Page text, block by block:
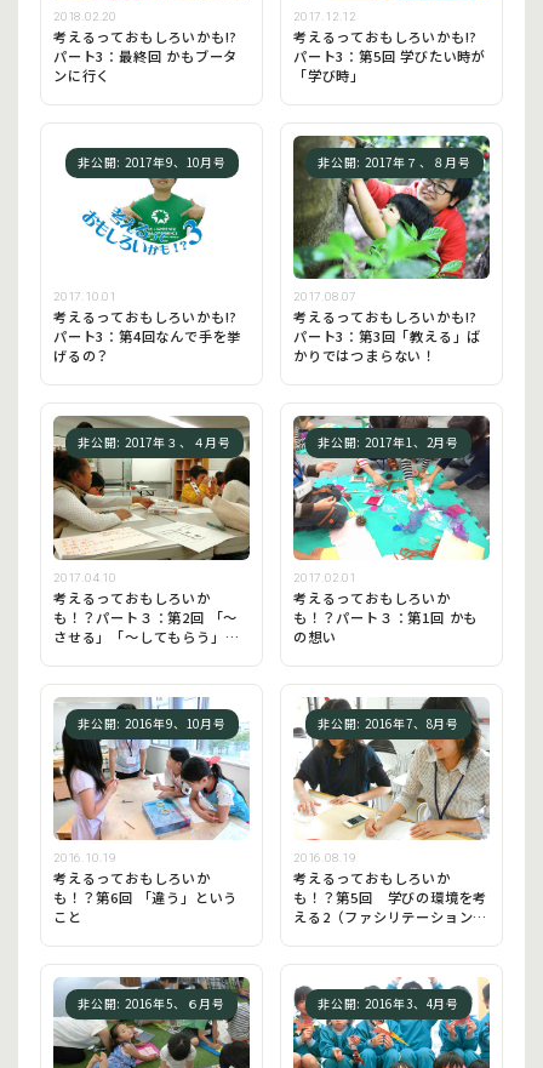
2018.02.20
考えるっておもしろいかも!?
パート3：最終回 かもブータ
ンに行く
2017.12.12
考えるっておもしろいかも!?
パート3：第5回 学びたい時が
「学び時」
非公開: 2017年9、10月号
2017.10.01
考えるっておもしろいかも!?
パート3：第4回なんで手を挙
げるの？
非公開: 2017年７、８月号
2017.08.07
考えるっておもしろいかも!?
パート3：第3回「教える」ば
かりではつまらない！
非公開: 2017年３、４月号
2017.04.10
考えるっておもしろいか
も！？パート３：第2回 「〜
させる」「〜してもらう」の
非公開: 2017年1、2月号
2017.02.01
考えるっておもしろいか
も！？パート３：第1回 かも
の想い
非公開: 2016年9、10月号
2016.10.19
考えるっておもしろいか
も！？第6回 「違う」という
こと
非公開: 2016年7、8月号
2016.08.19
考えるっておもしろいか
も！？第5回 学びの環境を考
える2（ファシリテーション
非公開: 2016年5、６月号 非公開: 2016年3、4月号